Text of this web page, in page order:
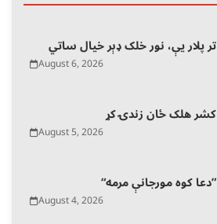
تر پلار یې، نور خلک ډېر خیال ساتي
August 6, 2026
کشر هلک ځان زندۍ کړ
August 5, 2026
“دعا کوه مورجانې مرمه”
August 4, 2026